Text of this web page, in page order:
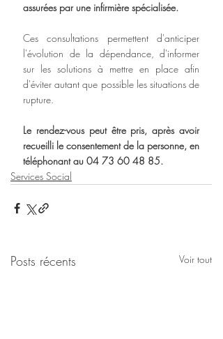
assurées par une infirmière spécialisée.
Ces consultations permettent d'anticiper
l'évolution de la dépendance, d'informer
sur les solutions à mettre en place afin
d'éviter autant que possible les situations de
rupture.
Le rendez-vous peut être pris, après avoir
recueilli le consentement de la personne, en
téléphonant au 04 73 60 48 85.
Services Social
Posts récents Voir tout